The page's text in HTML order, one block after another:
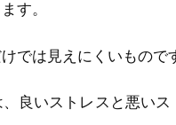
す。
では見えにくいもので
良いストレスと悪い